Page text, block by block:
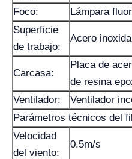
Foco:
Lámpara
Superficie
de trabajo:
Acero
Carcasa:
Placa de
de resina
Ventilador:
Ventilador
Parámetros técnicos del
Velocidad
del viento:
0.5m/s